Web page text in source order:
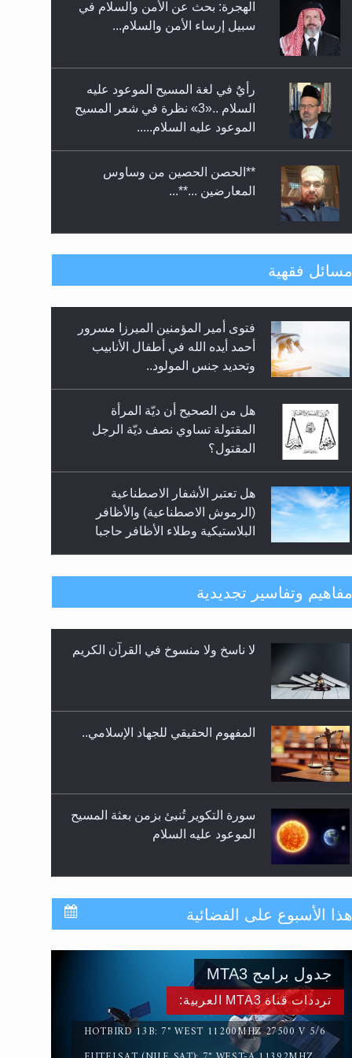
حفل توزيع الشهادات في الجامعة
الأحمدية بنيجيريا لعام 2025
الهجرة: بحث عن الأمن والسلام في
سبيل إرساء الأمن والسلام...
رأيٌ في لغة المسيح الموعود عليه
السلام ..«3» نظرة في شعر المسيح
الموعود عليه السلام.....
**الحصن الحصين من وساوس
المعارضين ...**...
متطلَّبات التّحريك الجديد...
رأيٌ في لغة المسيح الموعود عليه
السلام.. 4...
مسائل فقهية
فتوى أمير المؤمنين الميرزا مسرور
أحمد أيده الله في أطفال الأنابيب
وتحديد جنس المولود..
هل من الصحيح أن ديّة المرأة
المقتولة تساوي نصف ديّة الرجل
المقتول؟
هل تعتبر الأشفار الاصطناعية
(الرموش الاصطناعية) والأظافر
البلاستيكية وطلاء الأظافر حاجبا
هل يُحسب حول الزكاة وفق السنة
الميلادية أو الهجرية؟
هل يجوز فتح مشروع كوافير نسائي
مفاهيم وتفاسير تجديدية
لا ناسخ ولا منسوخ في القرآن الكريم
المفهوم الحقيقي للجهاد الإسلامي..
سورة التكوير تُنبئ بزمن بعثة المسيح
الموعود عليه السلام
حقيقة المسيح الدجال
القرآن قاضٍ وحكمٌ على السنة
ومهيمنٌ عليها.. ليس العكس
هذا الأسبوع على الفضائية
ترددات قناة MTA3 العربية:
HOTBIRD 13B: 7° WEST 11200MHZ 27500 V 5/6
جدول برامج MTA3